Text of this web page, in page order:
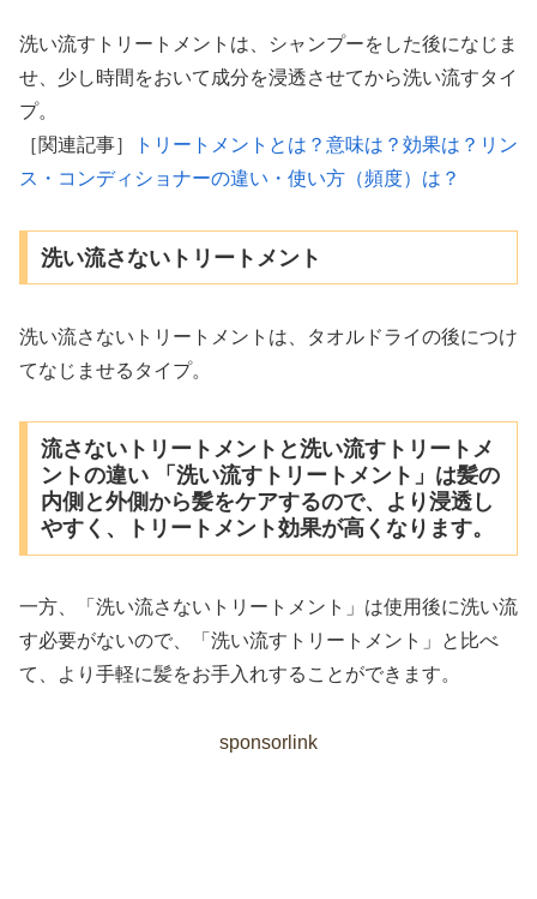
洗い流すトリートメントは、シャンプーをした後になじま
せ、少し時間をおいて成分を浸透させてから洗い流すタイ
プ。
［関連記事］
トリートメントとは？意味は？効果は？リン
ス・コンディショナーの違い・使い方（頻度）は？
洗い流さないトリートメント
洗い流さないトリートメントは、タオルドライの後につけ
てなじませるタイプ。
流さないトリートメントと洗い流すトリートメ
ントの違い 「洗い流すトリートメント」は髪の
内側と外側から髪をケアするので、より浸透し
やすく、トリートメント効果が高くなります。
一方、「洗い流さないトリートメント」は使用後に洗い流
す必要がないので、「洗い流すトリートメント」と比べ
て、より手軽に髪をお手入れすることができます。
sponsorlink